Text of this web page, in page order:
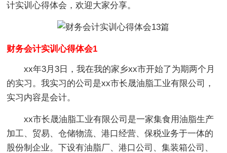
计实训心得体会，欢迎大家分享。
财务会计实训心得体会1
xx年3月3日，我在我的家乡xx市开始了为期两个月
的实习。我实习的公司是xx市长晟油脂工业有限公司，
实习内容是会计。
xx市长晟油脂工业有限公司是一家集食用油脂生产
加工、贸易、仓储物流、港口经营、保税业务于一体的
股份制企业。下设有油脂厂、港口公司、集装箱公司、